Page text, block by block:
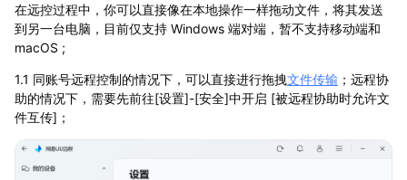
在远控过程中，你可以直接像在本地操作一样拖动文件，将其发送
到另一台电脑，目前仅支持 Windows 端对端，暂不支持移动端和
macOS ;
1.1 同账号远程控制的情况下，可以直接进行拖拽文件传输；远程协
助的情况下，需要先前往[设置]-[安全]中开启 [被远程协助时允许文
件互传]；